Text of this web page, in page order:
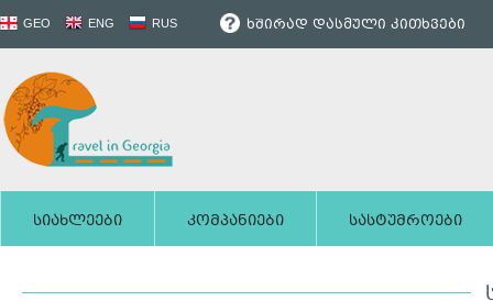
GEO ENG RUS ხშირად დასმული კითხვები
სიახლეები კომპანიები სასტუმროები